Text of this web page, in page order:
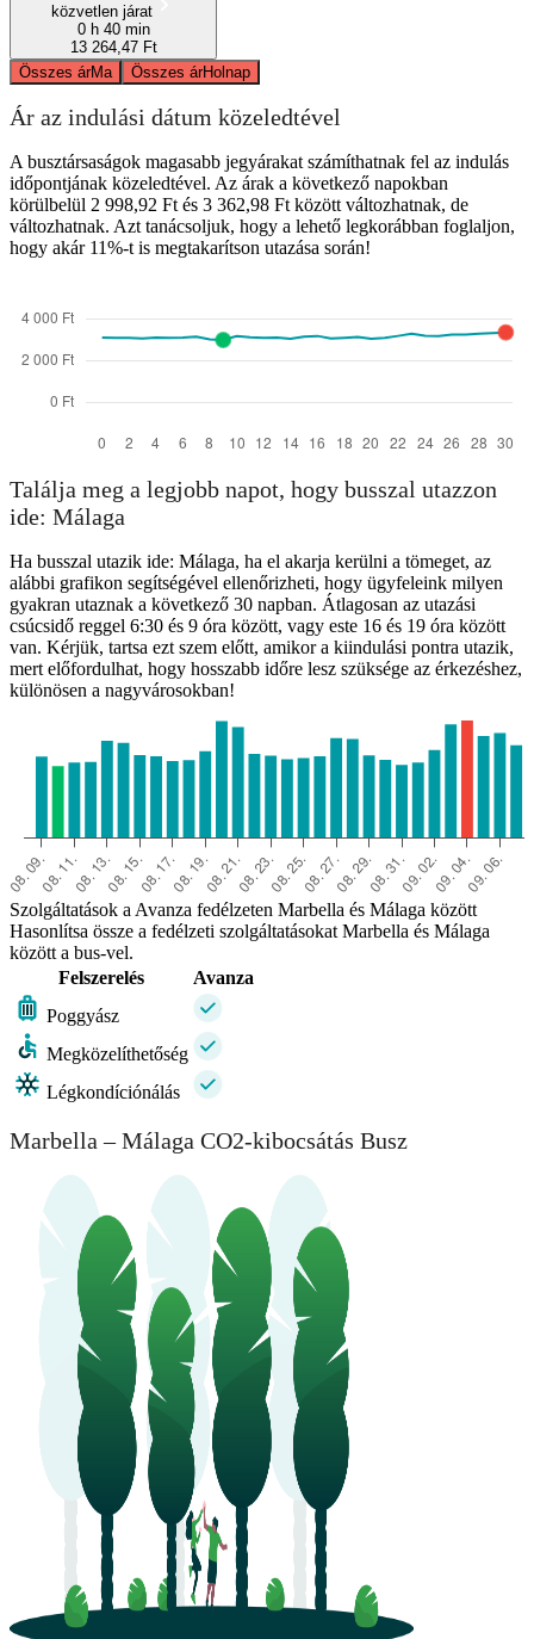
közvetlen járat
0 h 40 min
13 264,47 Ft
Összes árMa Összes árHolnap
Ár az indulási dátum közeledtével
A busztársaságok magasabb jegyárakat számíthatnak fel az indulás
időpontjának közeledtével. Az árak a következő napokban
körülbelül 2 998,92 Ft és 3 362,98 Ft között változhatnak, de
változhatnak. Azt tanácsoljuk, hogy a lehető legkorábban foglaljon,
hogy akár 11%-t is megtakarítson utazása során!
Találja meg a legjobb napot, hogy busszal utazzon
ide: Málaga
Ha busszal utazik ide: Málaga, ha el akarja kerülni a tömeget, az
alábbi grafikon segítségével ellenőrizheti, hogy ügyfeleink milyen
gyakran utaznak a következő 30 napban. Átlagosan az utazási
csúcsidő reggel 6:30 és 9 óra között, vagy este 16 és 19 óra között
van. Kérjük, tartsa ezt szem előtt, amikor a kiindulási pontra utazik,
mert előfordulhat, hogy hosszabb időre lesz szüksége az érkezéshez,
különösen a nagyvárosokban!
Szolgáltatások a Avanza fedélzeten Marbella és Málaga között
Hasonlítsa össze a fedélzeti szolgáltatásokat Marbella és Málaga
között a bus-vel.
Felszerelés
Avanza
Poggyász
Megközelíthetőség
Légkondíciónálás
Marbella – Málaga CO2-kibocsátás Busz